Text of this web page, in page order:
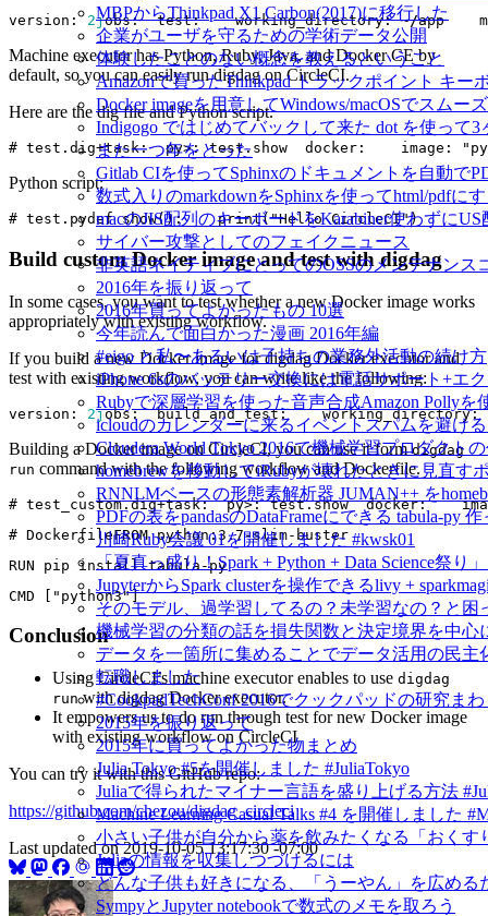
MBPからThinkpad X1 Carbon(2017)に移行した
企業がユーザを守るための学術データ公開
体験したことのない概念を教えるということ
Amazonで買ったThinkpad トラックポイント キー
Docker imageを用意してWindows/macOSでスムー
Indigogo ではじめてバックして来た dot を使って3
また一つ年をとった
Gitlab CIを使ってSphinxのドキュメントを自動で
数式入りのmarkdownをSphinxを使ってhtml/pdfに
macのJIS配列のキーボードをKarabiner使わずに
サイバー攻撃としてのフェイクニュース
非英語ネイティブにとってのOSSのメンテナンス
2016年を振り返って
2016年買ってよかったもの 10選
今年読んで面白かった漫画 2016年編
#eigo と私〜あるいは子持ちの業務外活動の続け方
iPhone 6sのバッテリー交換には電話サポート+エ
Rubyで深層学習を使った音声合成Amazon Polly
icloudのカレンダーに来るイベントスパムを避け
Cloudera World Tokyo 2016で機械学習プロダクト
homebrewを移動してiRubyが壊れたときに見直す
RNNLMベースの形態素解析器 JUMAN++ を
PDFの表をpandasのDataFrameにできる tabula-py
川崎Ruby会議 01を開催しました #kwsk01
「夏真っ盛り！Spark + Python + Data Science祭
JupyterからSpark clusterを操作できるlivy +
そのモデル、過学習してるの？未学習なの？と困
機械学習の分類の話を損失関数と決定境界を中心
データを一箇所に集めることでデータ活用の民主
転職しました
#CookpadTechConf 2016でクックパッドの研究ま
2015年を振り返って
2015年に買ってよかった物まとめ
Julia Tokyo #5を開催しました #JuliaTokyo
Juliaで得られたマイナー言語を盛り上げる方法
Machine Learning Casual Talks #4 を開催しました
小さい子供が自分から薬を飲みたくなる「おくす
Juliaの情報を収集しつづけるには
どんな子供も好きになる、「うーやん」を広める
SympyとJupyter notebookで数式のメモを取ろう
version : 2jobs: test: working_directory: ~/app
Machine executor has Python, Ruby, Java, and Docker CE by
default, so you can easily run digdag on CircleCI.
Here are the dig file and Python script.
Python script:
Build custom Docker image and test with digdag
In some cases, you want to test whether a new Docker image works
appropriately with existing workflow.
If you build a new Docker image for digdag Docker executor and
test with existing workflow, you can write like the following:
version : 2jobs: build_and_test: working_directory:
Building a Docker image on CircleCI, you can use it formdigdag
run command with the following workflow and Dockerfile.
Conclusion
Using CircleCI’s machine executor enables to use digdag
runwith digdag Docker executor.
It empowers us to do run through test for new Docker image
with existing workflow on CircleCI
You can try it with this GitHub repo:
https://github.com/chezou/digdag_circleci
Last updated on2019-10-05 13:17:30 -07:00